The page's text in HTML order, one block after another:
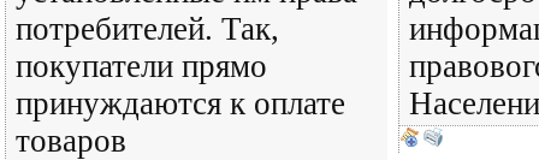
потребителей. Так,
покупатели прямо
принуждаются к оплате
товаров